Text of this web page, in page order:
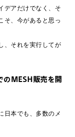
デアだけでなく、そ
そ、今があると思っ
、それを実行してが
のMESH販売を開
日本でも、多数のメ